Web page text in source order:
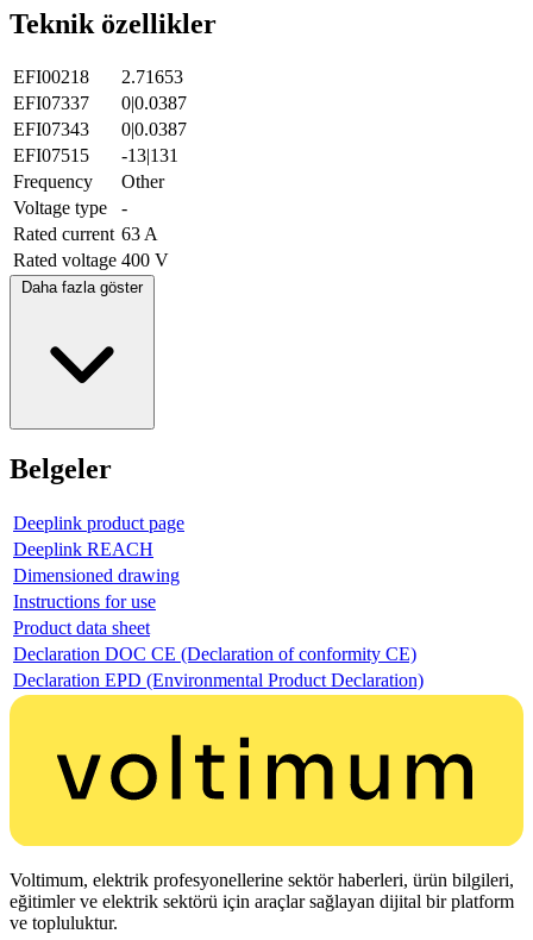
Teknik özellikler
EFI00218
2.71653
EFI07337
0|0.0387
EFI07343
0|0.0387
EFI07515
-13|131
Frequency
Other
Voltage type
-
Rated current 63 A
Rated voltage 400 V
Daha fazla göster
Belgeler
Deeplink product page
Deeplink REACH
Dimensioned drawing
Instructions for use
Product data sheet
Declaration DOC CE (Declaration of conformity CE)
Declaration EPD (Environmental Product Declaration)
Voltimum, elektrik profesyonellerine sektör haberleri, ürün bilgileri,
eğitimler ve elektrik sektörü için araçlar sağlayan dijital bir platform
ve topluluktur.